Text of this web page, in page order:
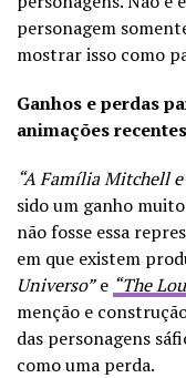
personagem
mostrar isso como
Ganhos e perdas
animações recentes
“A Família Mitchell
sido um ganho
não fosse essa
em que existem
Universo”e “The
menção e
das personagens
como uma perda.